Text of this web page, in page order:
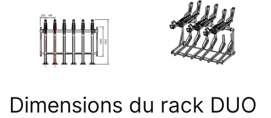
Dimensions du rack DUO